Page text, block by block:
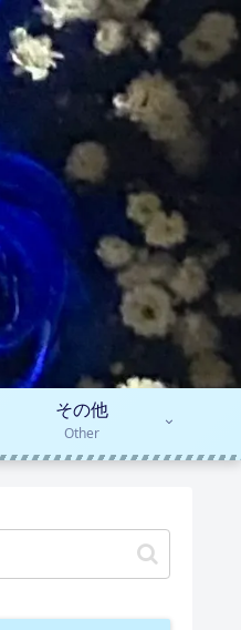
その他
Other